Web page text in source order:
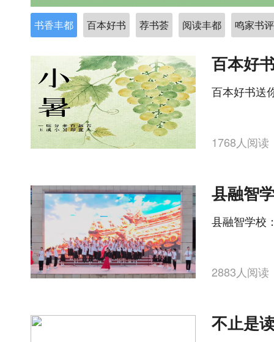
书香丰都 百本好书 荐书荟 阅读丰都 鸣家书评
百本好
百本好书送
1768人阅读
县融智
县融智学校
2883人阅读